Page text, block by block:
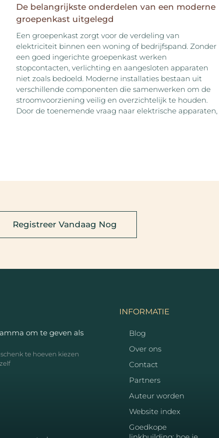
De belangrijkste onderdelen van een moderne
groepenkast uitgelegd
Een groepenkast zorgt voor de verdeling van
elektriciteit binnen een woning of bedrijfspand. Zonder
een goed ingerichte groepenkast werken
stopcontacten, verlichting en aangesloten apparaten
niet zoals bedoeld. Moderne installaties bestaan uit
verschillende componenten die samenwerken om de
stroomvoorziening veilig en overzichtelijk te houden.
Door de toenemende vraag naar elektrische apparaten,
Registreer Vandaag Nog
om te geven als
te hoeven kiezen
INFORMATIE
Blog
Over ons
Contact
Partners
Auteur worden
Website index
Goedkope